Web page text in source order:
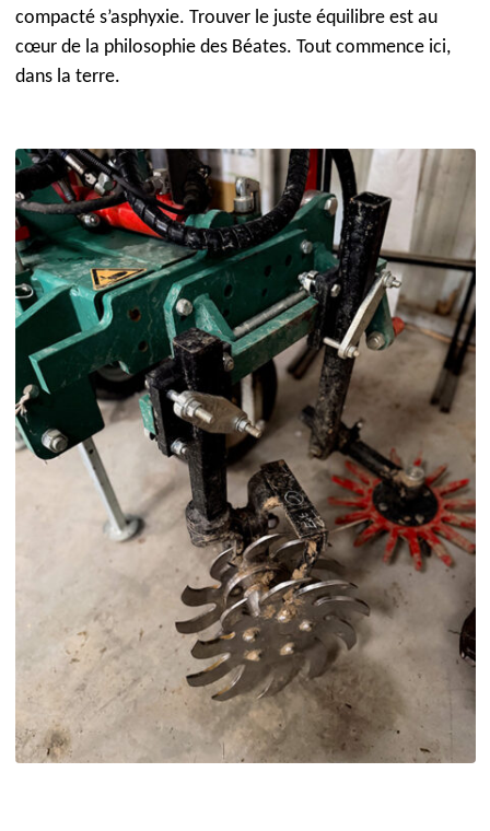
compacté s’asphyxie. Trouver le juste équilibre est au
cœur de la philosophie des Béates. Tout commence ici,
dans la terre.